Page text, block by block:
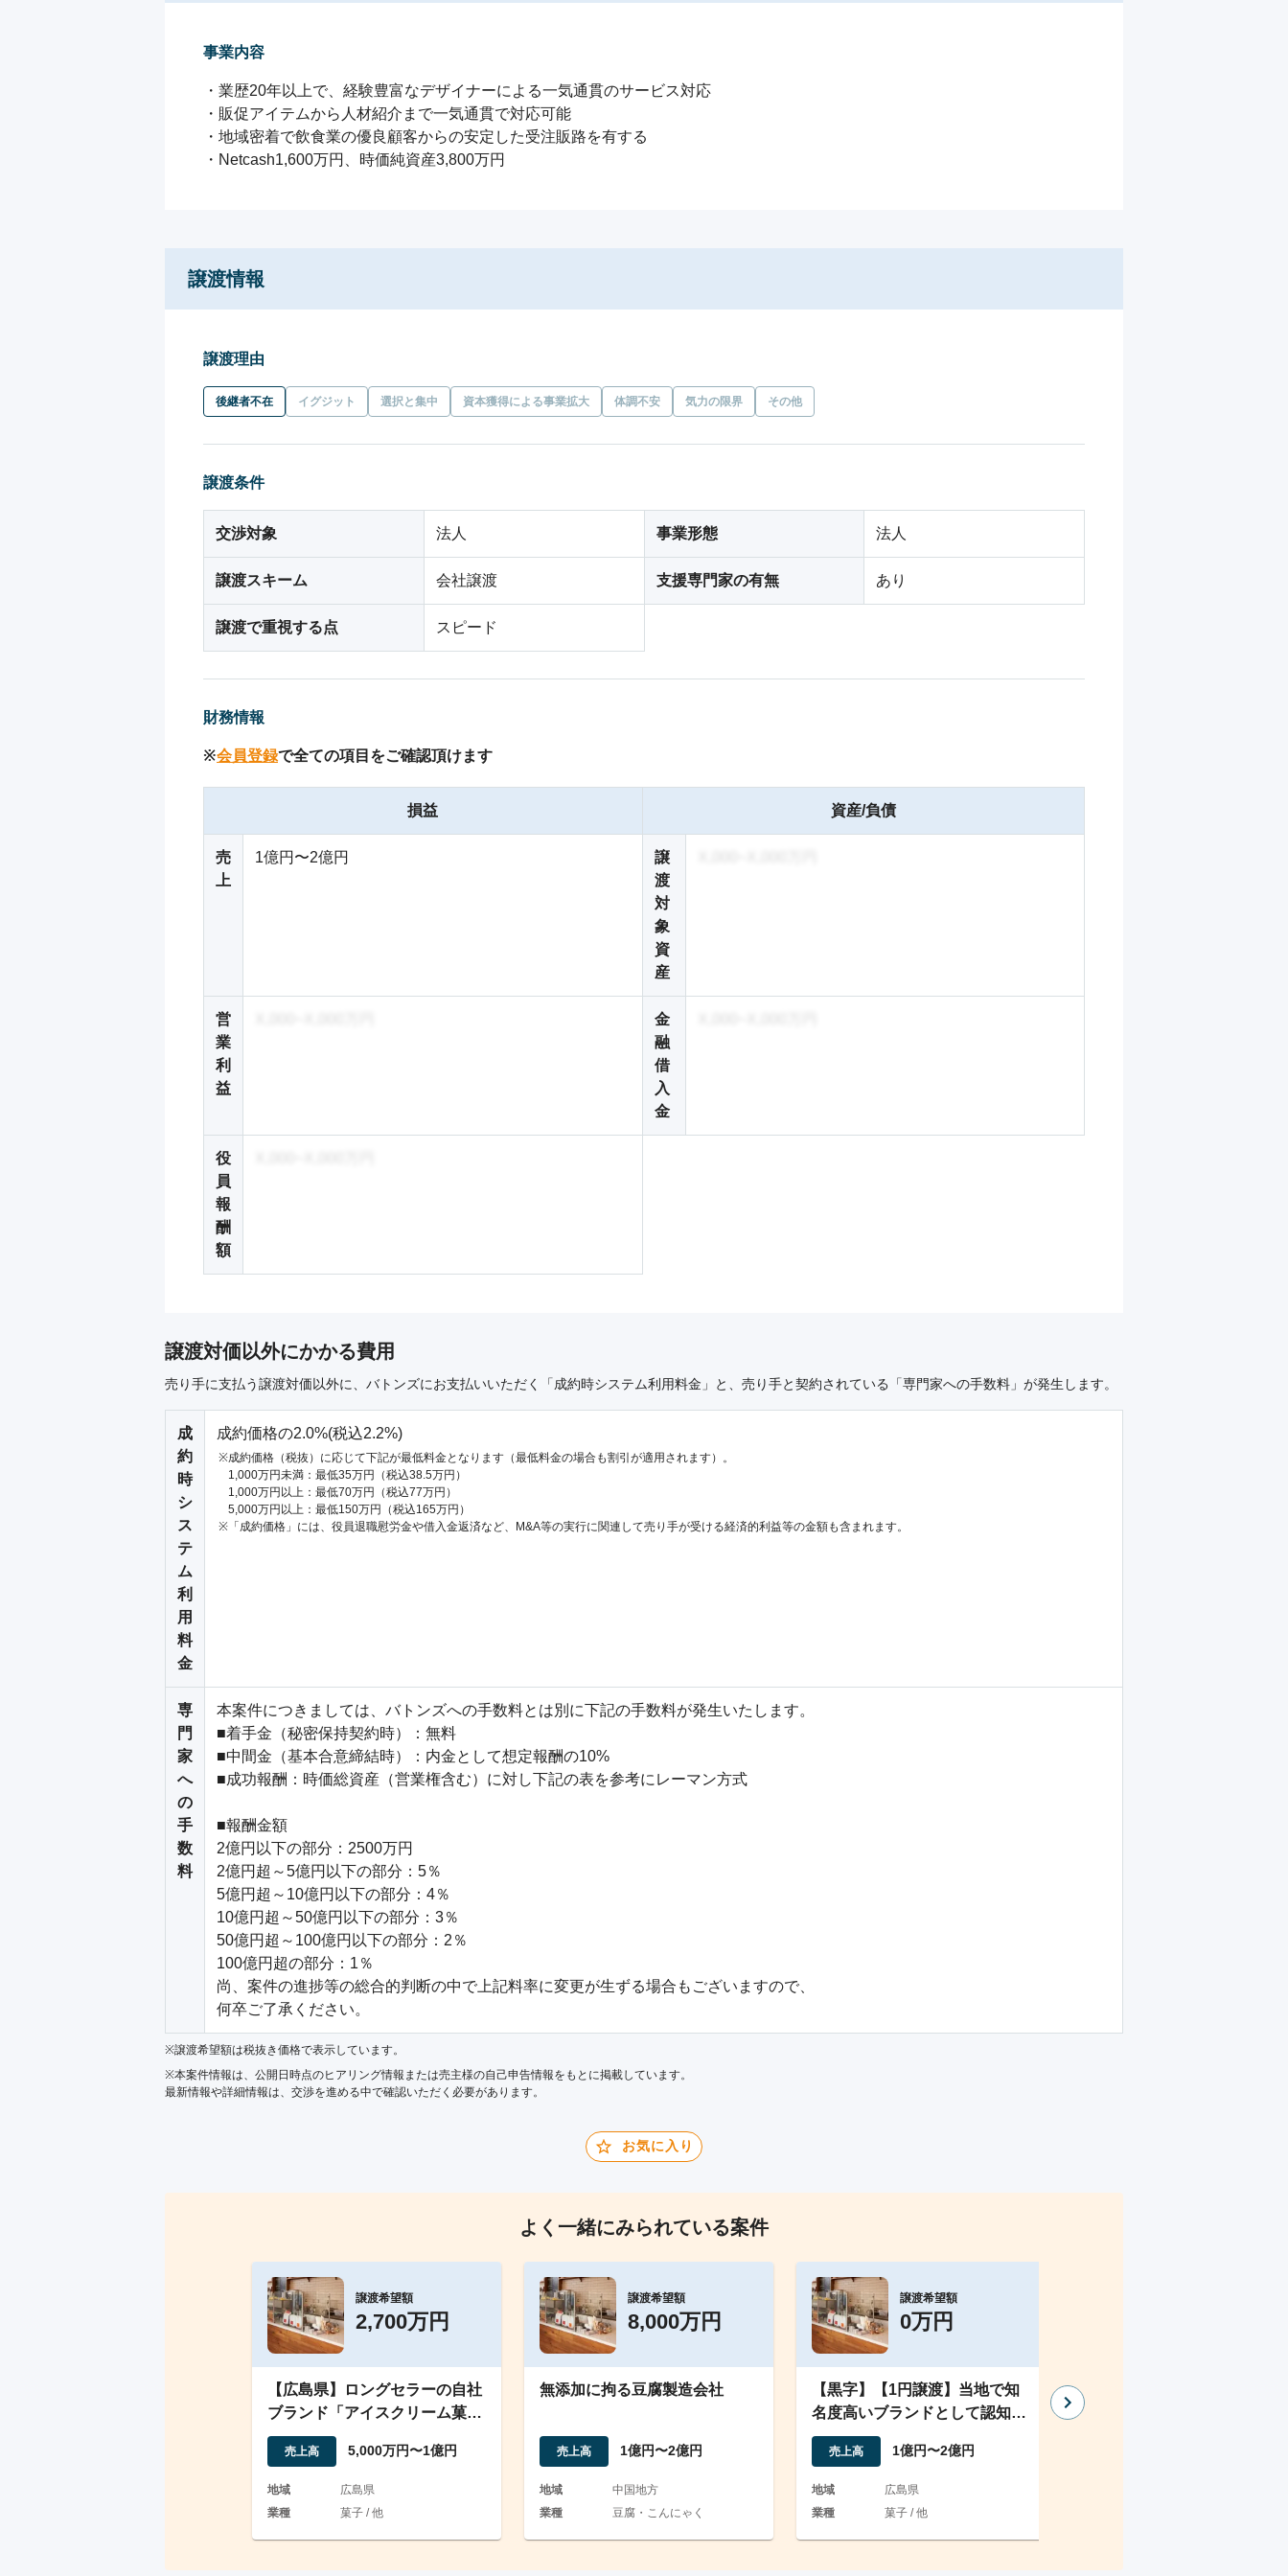
事業内容
・業歴20年以上で、経験豊富なデザイナーによる一気通貫のサービス対応
・販促アイテムから人材紹介まで一気通貫で対応可能
・地域密着で飲食業の優良顧客からの安定した受注販路を有する
・Netcash1,600万円、時価純資産3,800万円
譲渡情報
譲渡理由
後継者不在 イグジット 選択と集中 資本獲得による事業拡大 体調不安 気力の限界 その他
譲渡条件
交渉対象 法人 事業形態 法人
譲渡スキーム 会社譲渡 支援専門家の有無 あり
譲渡で重視する点 スピード
財務情報
※会員登録で全ての項目をご確認頂けます
損益
売
上
1億円〜2億円
営
業
利
益
役
員
報
酬
額
資産/負債
譲
渡
対
象
資
産
金
融
借
入
金
譲渡対価以外にかかる費用
売り手に支払う譲渡対価以外に、バトンズにお支払いいただく「成約時システム利用料金」と、売り手と契約されている「専門家への手数料」が発生します。
成
約
時
シ
ス
テ
ム
利
用
料
金
成約価格の2.0%(税込2.2%)
成約価格（税抜）に応じて下記が最低料金となります（最低料金の場合も割引が適用されます）。
1,000万円未満：最低35万円（税込38.5万円）
1,000万円以上：最低70万円（税込77万円）
5,000万円以上：最低150万円（税込165万円）
「成約価格」には、役員退職慰労金や借入金返済など、M&A等の実行に関連して売り手が受ける経済的利益等の金額も含まれます。
専
門
家
へ
の
手
数
料
本案件につきましては、バトンズへの手数料とは別に下記の手数料が発生いたします。
■着手金（秘密保持契約時）：無料
■中間金（基本合意締結時）：内金として想定報酬の10%
■成功報酬：時価総資産（営業権含む）に対し下記の表を参考にレーマン方式
■報酬金額
2億円以下の部分：2500万円
2億円超～5億円以下の部分：5％
5億円超～10億円以下の部分：4％
10億円超～50億円以下の部分：3％
50億円超～100億円以下の部分：2％
100億円超の部分：1％
尚、案件の進捗等の総合的判断の中で上記料率に変更が生ずる場合もございますので、
何卒ご了承ください。
※譲渡希望額は税抜き価格で表示しています。
※本案件情報は、公開日時点のヒアリング情報または売主様の自己申告情報をもとに掲載しています。
最新情報や詳細情報は、交渉を進める中で確認いただく必要があります。
お気に入り
よく一緒にみられている案件
譲渡希望額
2,700万円
【広島県】ロングセラーの自社
ブランド「アイスクリーム菓
子」の企画・製造・販売
売上高 5,000万円〜1億円
地域
広島県
業種
菓子 / 他
譲渡希望額
8,000万円
無添加に拘る豆腐製造会社
売上高 1億円〜2億円
地域
中国地方
業種
豆腐・こんにゃく
譲渡希望額
0万円
【黒字】【1円譲渡】当地で知
名度高いブランドとして認知さ
れる菓子や飲料製造業
売上高 1億円〜2億円
地域
広島県
業種
菓子 / 他
のコンテンツマーケ事業｜大